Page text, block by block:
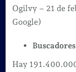
Ogilvy – 21 de
Google)
Buscadores
Hay